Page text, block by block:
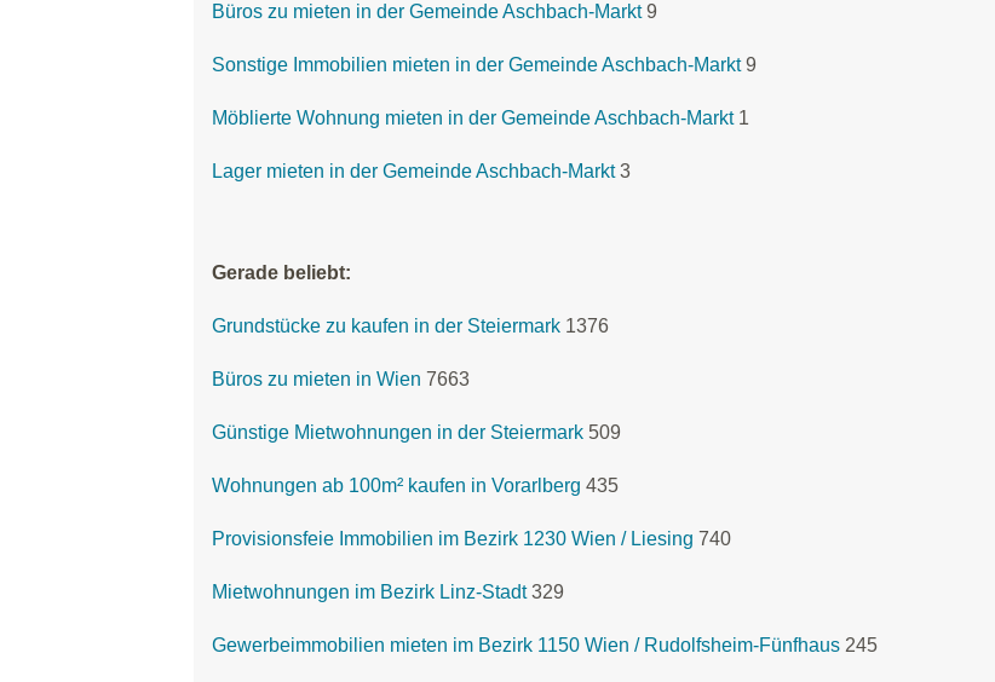
Büros zu mieten in der Gemeinde Aschbach-Markt 9
Sonstige Immobilien mieten in der Gemeinde Aschbach-Markt 9
Möblierte Wohnung mieten in der Gemeinde Aschbach-Markt 1
Lager mieten in der Gemeinde Aschbach-Markt 3
Gerade beliebt:
Grundstücke zu kaufen in der Steiermark 1376
Büros zu mieten in Wien 7663
Günstige Mietwohnungen in der Steiermark 509
Wohnungen ab 100m² kaufen in Vorarlberg 435
Provisionsfeie Immobilien im Bezirk 1230 Wien / Liesing 740
Mietwohnungen im Bezirk Linz-Stadt 329
Gewerbeimmobilien mieten im Bezirk 1150 Wien / Rudolfsheim-Fünfhaus 245